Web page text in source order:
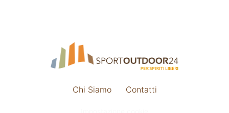
Chi Siamo Contatti